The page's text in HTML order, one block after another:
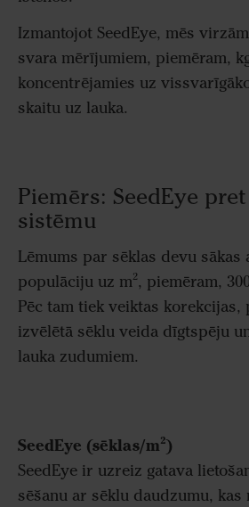
Izmantojot SeedEye, mēs
svara mērījumiem, piemēram,
koncentrējamies uz
skaitu uz lauka.
Piemērs: SeedEye
sistēmu
Lēmums par sēklas devu sākas
populāciju uz m², piemēram,
Pēc tam tiek veiktas korekcijas,
izvēlētā sēklu veida dīgtspēju
lauka zudumiem.
SeedEye (sēklas/m²)
SeedEye ir uzreiz gatava
sēšanu ar sēklu daudzumu, kas